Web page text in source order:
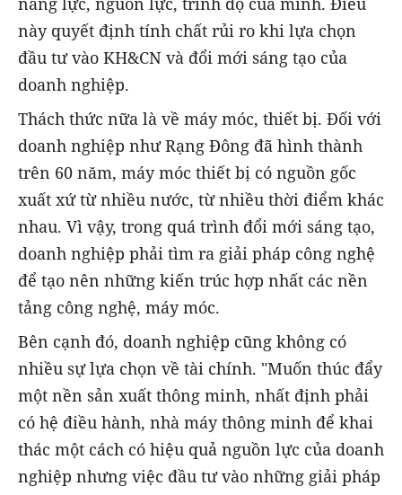
này quyết định tính chất rủi ro khi lựa chọn
đầu tư vào KH&CN và đổi mới sáng tạo của
doanh nghiệp.
Thách thức nữa là về máy móc, thiết bị. Đối với
doanh nghiệp như Rạng Đông đã hình thành
trên 60 năm, máy móc thiết bị có nguồn gốc
xuất xứ từ nhiều nước, từ nhiều thời điểm khác
nhau. Vì vậy, trong quá trình đổi mới sáng tạo,
doanh nghiệp phải tìm ra giải pháp công nghệ
để tạo nên những kiến trúc hợp nhất các nền
tảng công nghệ, máy móc.
Bên cạnh đó, doanh nghiệp cũng không có
nhiều sự lựa chọn về tài chính. "Muốn thúc đẩy
một nền sản xuất thông minh, nhất định phải
có hệ điều hành, nhà máy thông minh để khai
thác một cách có hiệu quả nguồn lực của doanh
nghiệp nhưng việc đầu tư vào những giải pháp